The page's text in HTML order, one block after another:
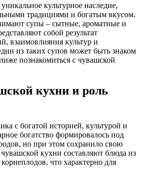
культурное наследие,
традициями и богатым вкусом.
супы – сытные, ароматные и
собой результат
взаимовлияния культур и
из таких супов может быть знаком
познакомиться с чувашской
кухни и роль
с богатой историей, культурой и
богатство формировалось под
но при этом сохранило свою
кухни составляют блюда из
что характерно для